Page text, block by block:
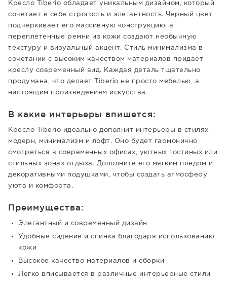
Кресло Tiberio обладает уникальным дизайном, который
сочетает в себе строгость и элегантность. Черный цвет
подчеркивает его массивную конструкцию, а
переплетенные ремни из кожи создают необычную
текстуру и визуальный акцент. Стиль минимализма в
сочетании с высоким качеством материалов придает
креслу современный вид. Каждая деталь тщательно
продумана, что делает Tiberio не просто мебелью, а
настоящим произведением искусства.
В какие интерьеры впишется:
Кресло Tiberio идеально дополнит интерьеры в стилях
модерн, минимализм и лофт. Оно будет гармонично
смотреться в современных офисах, уютных гостиных или
стильных зонах отдыха. Дополните его мягким пледом и
декоративными подушками, чтобы создать атмосферу
уюта и комфорта.
Преимущества:
Элегантный и современный дизайн
Удобные сидение и спинка благодаря использованию
кожи
Высокое качество материалов и сборки
Легко вписывается в различные интерьерные стили